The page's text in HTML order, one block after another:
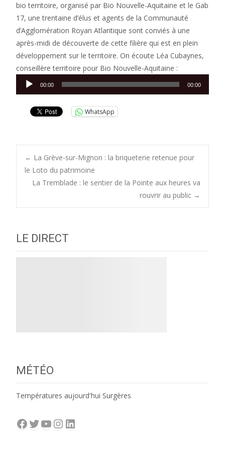
bio territoire, organisé par Bio Nouvelle-Aquitaine et le Gab
17, une trentaine d’élus et agents de la Communauté
d’Agglomération Royan Atlantique sont conviés à une
après-midi de découverte de cette filière qui est en plein
développement sur le territoire. On écoute Léa Cubaynes,
conseillère territoire pour Bio Nouvelle-Aquitaine :
Lecteur
audio
00:00 00:00
WhatsApp
Post
← La Grève-sur-Mignon : la briqueterie retenue pour
le Loto du patrimoine
La Tremblade : le sentier de la Pointe aux heures va
rouvrir au public →
LE DIRECT
MÉTÉO
Températures aujourd'hui Surgères
Facebook
Twitter
YouTube
Instagram
LinkedIn